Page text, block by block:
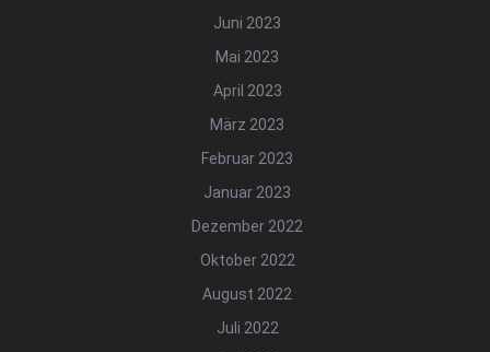
Juni 2023
Mai 2023
April 2023
März 2023
Februar 2023
Januar 2023
Dezember 2022
Oktober 2022
August 2022
Juli 2022